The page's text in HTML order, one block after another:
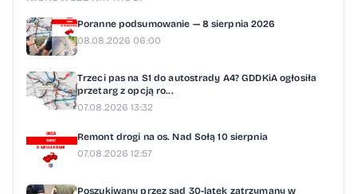
Poranne podsumowanie — 8 sierpnia 2026
08.08.2026 06:00
Trzeci pas na S1 do autostrady A4? GDDKiA ogłosiła
przetarg z opcją ro...
07.08.2026 13:32
Remont drogi na os. Nad Sołą 10 sierpnia
07.08.2026 12:57
Poszukiwany przez sąd 30-latek zatrzymany w